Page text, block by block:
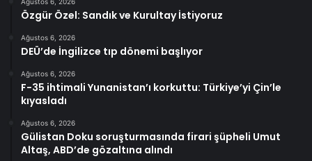
Özgür Özel: Sandık ve Kurultay İstiyoruz
Ağustos 6, 2026
DEÜ’de İngilizce tıp dönemi başlıyor
Ağustos 6, 2026
F-35 ihtimali Yunanistan’ı korkuttu: Türkiye’yi Çin’le
kıyasladı
Ağustos 6, 2026
Gülistan Doku soruşturmasında firari şüpheli Umut
Altaş, ABD’de gözaltına alındı